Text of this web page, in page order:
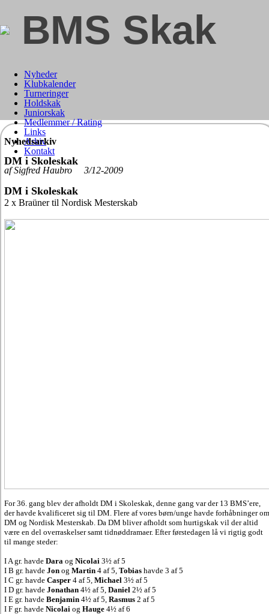
BMS Skak
Nyheder
Klubkalender
Turneringer
Holdskak
Juniorskak
Medlemmer / Rating
Links
Arkiv
Kontakt
Nyhedsarkiv
DM i Skoleskak
af Sigfred Haubro 3/12-2009
DM i Skoleskak
2 x Braüner til Nordisk Mesterskab
For 36. gang blev der afholdt DM i Skoleskak, denne gang var der 13 BMS’ere,
der havde kvalificeret sig til DM. Flere af vores børn/unge havde forhåbninger om
DM og Nordisk Mesterskab. Da DM bliver afholdt som hurtigskak vil der altid
være en del overraskelser samt tidnøddramaer. Efter førstedagen lå vi rigtig godt
til mange steder:
I A gr. havde Dara og Nicolai 3½ af 5
I B gr. havde Jon og Martin 4 af 5, Tobias havde 3 af 5
I C gr. havde Casper 4 af 5, Michael 3½ af 5
I D gr. havde Jonathan 4½ af 5, Daniel 2½ af 5
I E gr. havde Benjamin 4½ af 5, Rasmus 2 af 5
I F gr. havde Nicolai og Hauge 4½ af 6